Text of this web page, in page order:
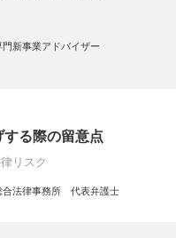
新事業アドバイザー
る際の留意点
リスク
合法律事務所 代表弁護士